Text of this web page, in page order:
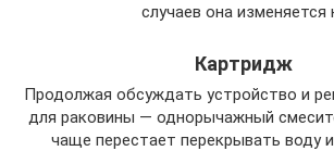
случаев она изменяется
Картридж
Продолжая обсуждать устройство и
для раковины — однорычажный
чаще перестает перекрывать воду